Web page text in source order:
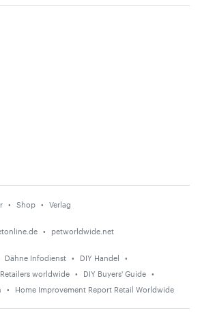
Shop Verlag
petworldwide.net
Dähne Infodienst
DIY Handel
Retailers worldwide
DIY Buyers' Guide
Home Improvement Report Retail Worldwide